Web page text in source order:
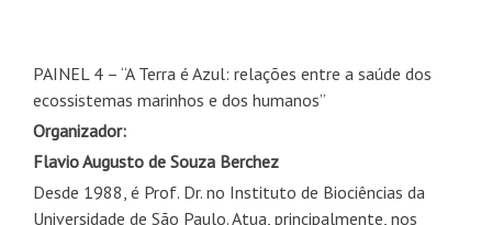
PAINEL 4 – “A Terra é Azul: relações entre a saúde dos
ecossistemas marinhos e dos humanos”
Organizador:
Flavio Augusto de Souza Berchez
Desde 1988, é Prof. Dr. no Instituto de Biociências da
Universidade de São Paulo. Atua, principalmente, nos